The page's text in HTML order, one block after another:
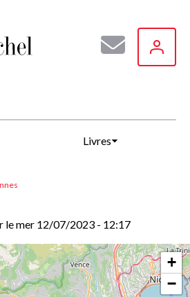
Livres
lemer 12/07/2023 - 12:17
+
−